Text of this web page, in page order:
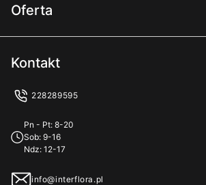
Zrównoważony rozwój
Kontakt / pomoc
Oferta
Kreator produktów
Oferta zagraniczna
Przykładowe życzenia
Kontakt
228289595
Pn - Pt: 8-20
Sob: 9-16
Ndz: 12-17
info@interflora.pl